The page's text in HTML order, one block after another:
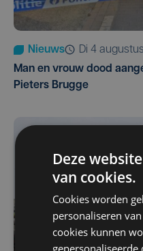
Nieuws
di 4
Man en vrouw dood
Pieters Brugge
Deze
van cookies.
Cookies worden
personaliseren
cookies kunnen